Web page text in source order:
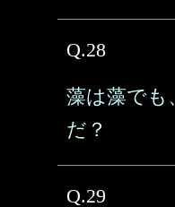
Q.28
藻は藻でも
だ？
Q.29